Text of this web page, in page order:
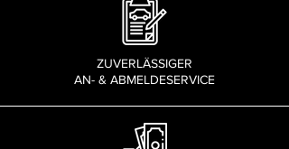
ZUVERLÄSSIGER
AN- & ABMELDESERVICE